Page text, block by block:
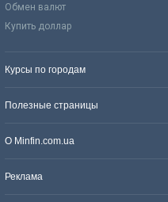
Обмен валют
Купить доллар
Курсы по городам
Полезные страницы
О Minfin.com.ua
Реклама